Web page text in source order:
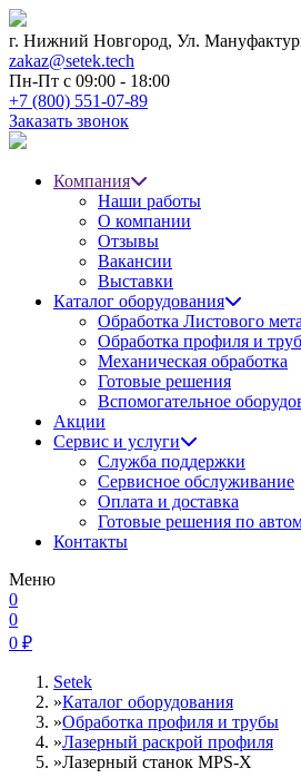
г. Нижний Новгород, Ул.
zakaz@setek.tech
Пн-Пт с 09:00 - 18:00
+7 (800) 551-07-89
Заказать звонок
Компания
Наши работы
О компании
Отзывы
Вакансии
Выставки
Каталог оборудования
Обработка Листового
Обработка профиля и
Механическая обработка
Готовые решения
Вспомогательное
Акции
Сервис и услуги
Служба поддержки
Сервисное обслуживание
Оплата и доставка
Готовые решения по
Контакты
Меню
0
0
0 ₽
Setek
»Каталог оборудования
»Обработка профиля и трубы
»Лазерный раскрой профиля
»Лазерный станок MPS-X